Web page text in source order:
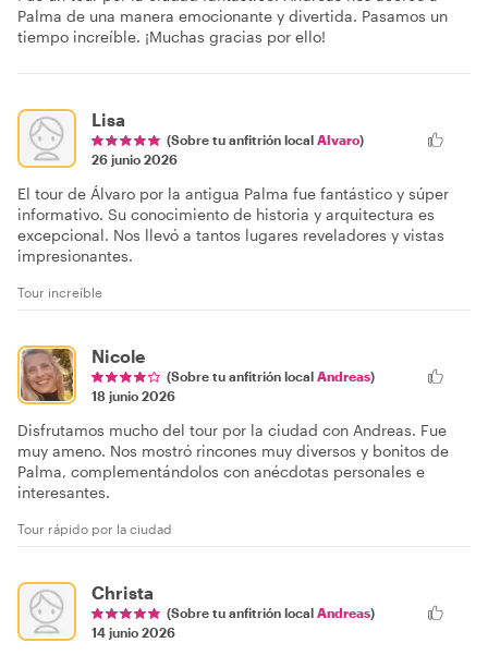
Palma de una manera emocionante y divertida. Pasamos un
tiempo increíble. ¡Muchas gracias por ello!
Lisa
(Sobre tu anfitrión local Alvaro)
26 junio 2026
El tour de Álvaro por la antigua Palma fue fantástico y súper
informativo. Su conocimiento de historia y arquitectura es
excepcional. Nos llevó a tantos lugares reveladores y vistas
impresionantes.
Tour increíble
Nicole
(Sobre tu anfitrión local Andreas)
18 junio 2026
Disfrutamos mucho del tour por la ciudad con Andreas. Fue
muy ameno. Nos mostró rincones muy diversos y bonitos de
Palma, complementándolos con anécdotas personales e
interesantes.
Tour rápido por la ciudad
Christa
(Sobre tu anfitrión local Andreas)
14 junio 2026